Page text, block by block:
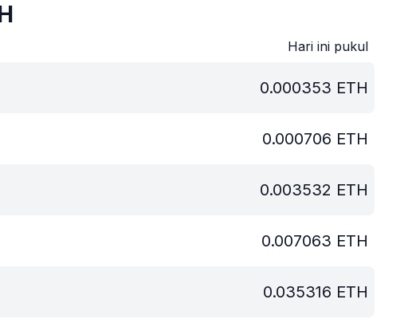
Hari ini pukul
0.000353 ETH
0.000706 ETH
0.003532 ETH
0.007063 ETH
0.035316 ETH